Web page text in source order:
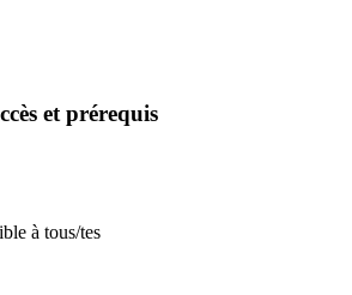
et prérequis
à tous/tes